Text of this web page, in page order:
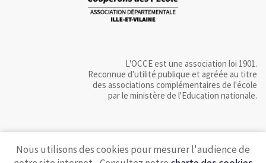
L'OCCE est une association loi 1901.
Reconnue d'utilité publique et agréée au titre
des associations complémentaires de l'école
par le ministère de l'Education nationale.
Nous utilisons des cookies pour mesurer l'audience de